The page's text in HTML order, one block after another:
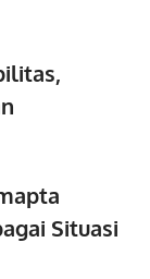
Situasi